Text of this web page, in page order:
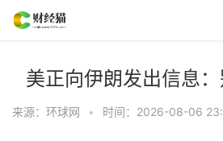
美正向伊朗发出信息
来源：环球网 • 时间：2026-08-06